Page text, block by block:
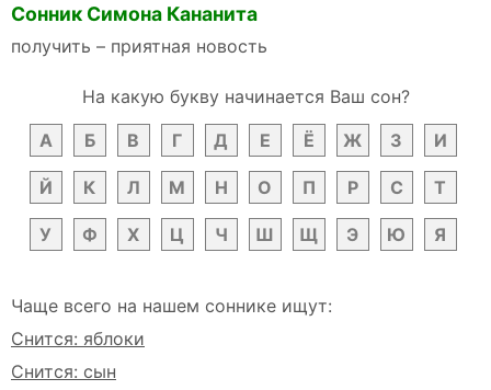
Сонник Симона Кананита
получить – приятная новость
На какую букву начинается Ваш сон?
А
Б В Г Д Е Ё Ж З И
Й К Л М Н О П Р С Т
У Ф Х Ц Ч Ш Щ Э Ю Я
Чаще всего на нашем соннике ищут:
Снится: яблоки
Снится: сын